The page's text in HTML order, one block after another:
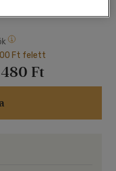
Ft felett
480 Ft